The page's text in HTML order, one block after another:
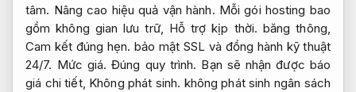
tâm. Nâng cao hiệu quả vận hành. Mỗi gói hosting bao
gồm không gian lưu trữ, Hỗ trợ kịp thời. băng thông,
Cam kết đúng hẹn. bảo mật SSL và đồng hành kỹ thuật
24/7. Mức giá. Đúng quy trình. Bạn sẽ nhận được báo
giá chi tiết, Không phát sinh. không phát sinh ngân sách